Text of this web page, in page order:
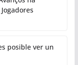
posible ver un